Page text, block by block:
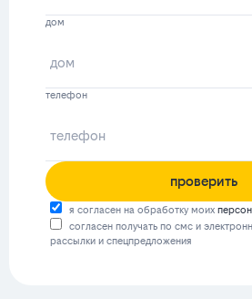
дом
телефон
проверить
я согласен на обработку моих
согласен получать по смс и
рассылки и спецпредложения